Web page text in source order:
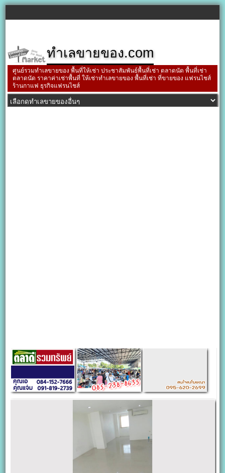
ทำเลขายของ.com
ศูนย์รวมทำเลขายของ พื้นที่ให้เช่า ประชาสัมพันธ์พื้นที่เช่า ตลาดนัด พื้นที่เช่า
ตลาดนัด ราคาค่าเช่าพื้นที่ ให้เช่าทำเลขายของ พื้นที่เช่า ที่ขายของ แฟรนไชส์
ร้านกาแฟ ธุรกิจแฟรนไชส์